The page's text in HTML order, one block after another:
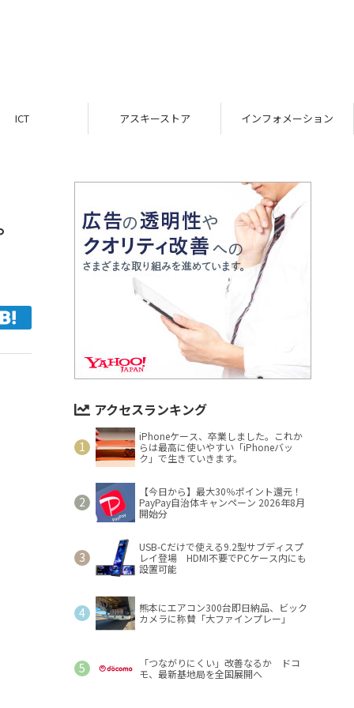
ICT アスキーストア インフォメーション
アクセスランキング
iPhoneケース、卒業しました。これか
らは最高に使いやすい「iPhoneバッ
ク」で生きていきます。
【今日から】最大30％ポイント還元！
PayPay自治体キャンペーン 2026年8月
開始分
USB-Cだけで使える9.2型サブディスプ
レイ登場 HDMI不要でPCケース内にも
設置可能
熊本にエアコン300台即日納品、ビック
カメラに称賛「大ファインプレー」
「つながりにくい」改善なるか ドコ
モ、最新基地局を全国展開へ